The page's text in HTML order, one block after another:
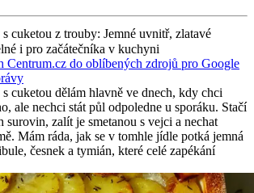
cuketou z trouby: Jemné uvnitř, zlatavé
i pro začátečníka v kuchyni
Centrum.cz do oblíbených zdrojů pro Google
cuketou dělám hlavně ve dnech, kdy chci
ale nechci stát půl odpoledne u sporáku. Stačí
surovin, zalít je smetanou s vejci a nechat
Mám ráda, jak se v tomhle jídle potká jemná
česnek a tymián, které celé zapékání